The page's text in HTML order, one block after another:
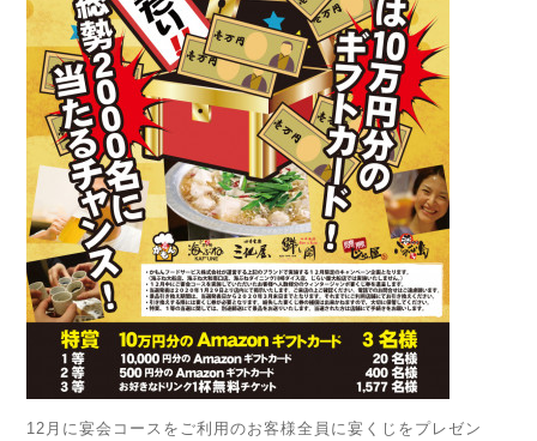
12月に宴会コースをご利用のお客様全員に宴くじをプレゼン